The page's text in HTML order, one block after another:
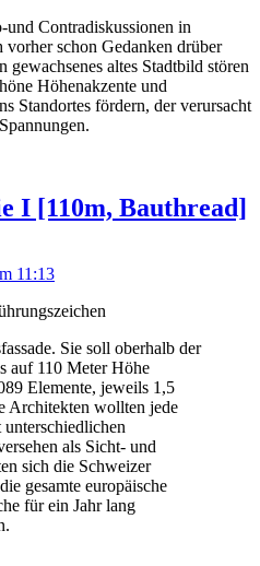
Contradiskussionen in
schon Gedanken drüber
gewachsenes altes Stadtbild stören
Höhenakzente und
Standortes fördern, der verursacht
I [110m, Bauthread]
11:13
Sie soll oberhalb der
auf 110 Meter Höhe
Elemente, jeweils 1,5
Architekten wollten jede
als Sicht- und
sich die Schweizer
gesamte europäische
für ein Jahr lang